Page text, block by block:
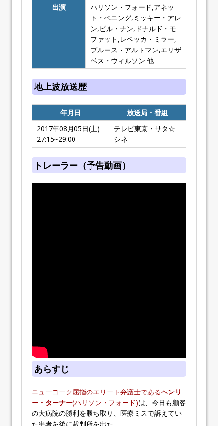
出演
ハリソン・フォード,アネッ
ト・ベニング,ミッキー・アレ
ン,ビル・ナン,ドナルド・モ
ファット,レベッカ・ミラー,
ブルース・アルトマン,エリザ
ベス・ウィルソン 他
地上波放送歴
年月日
放送局・番組
2017年08月05日(土)
27:15~29:00
テレビ東京・サタ☆
シネ
トレーラー（予告動画）
あらすじ
ニューヨーク屈指のエリート弁護士であるヘンリ
ー・ターナー(ハリソン・フォード)は、今日も顧客
の大病院の勝利を勝ち取り、医療ミスで訴えてい
た患者を後に裁判所を出た。